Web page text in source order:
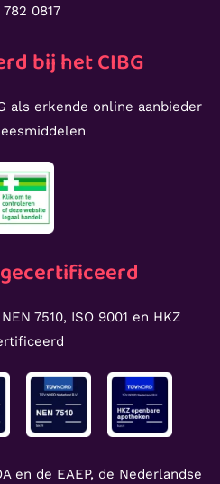
782 0817
bij het CIBG
als erkende online aanbieder
7510, ISO 9001 en HKZ
en de EAEP, de Nederlandse